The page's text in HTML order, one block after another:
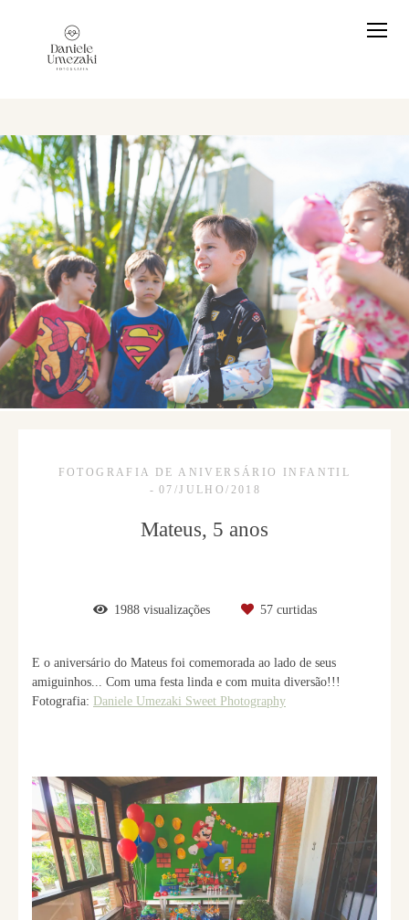
FOTOGRAFIA DE ANIVERSÁRIO INFANTIL
07/JULHO/2018
Mateus, 5 anos
1988visualizações 57curtidas
E o aniversário do Mateus foi comemorada ao lado de seus
amiguinhos... Com uma festa linda e com muita diversão!!!
Fotografia: Daniele Umezaki Sweet Photography